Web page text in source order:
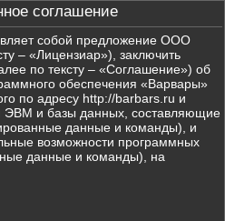
соглашение
собой предложение ООО
– «Лицензиар»), заключить
по тексту – «Соглашение») об
обеспечения «Варвары»
по адресу http://barbars.ru и
и базы данных, составляющие
данные и команды), и
возможности программных
данные и команды), на